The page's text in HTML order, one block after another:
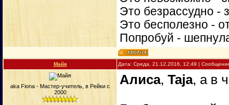
Это безрассудно -
Это бесполезно -
Попробуй -
Майя Дата: Среда, 21.12.2016, 12:49 |
aka Fiona - Мастер-учитель, в Рейки с
2000
Алиса, Taja, а в